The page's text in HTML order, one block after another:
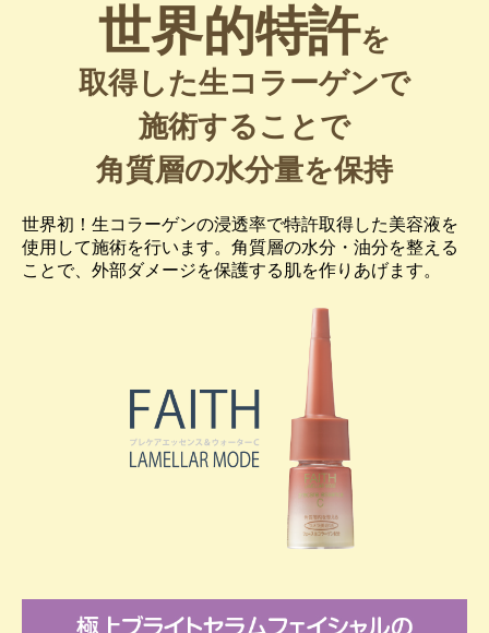
世界的特許を
取得した生コラーゲンで
施術することで
角質層の水分量を保持
世界初！生コラーゲンの浸透率で特許取得した美容液を
使用して施術を行います。角質層の水分・油分を整える
ことで、外部ダメージを保護する肌を作りあげます。